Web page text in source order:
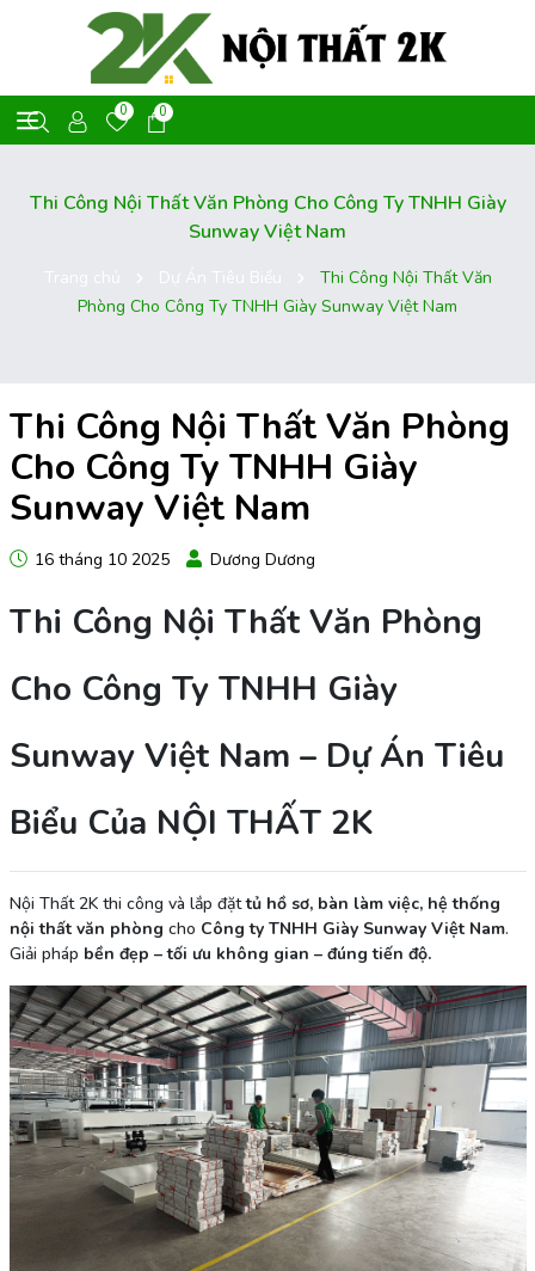
0 0
Thi Công Nội Thất Văn Phòng Cho Công Ty TNHH Giày
Sunway Việt Nam
Thi Công Nội Thất Văn
Phòng Cho Công Ty TNHH Giày Sunway Việt Nam
Thi Công Nội Thất Văn Phòng
Cho Công Ty TNHH Giày
Sunway Việt Nam
16 tháng 10 2025 Dương Dương
Thi Công Nội Thất Văn Phòng
Cho Công Ty TNHH Giày
Sunway Việt Nam – Dự Án Tiêu
Biểu Của NỘI THẤT 2K
Nội Thất 2K thi công và lắp đặttủ hồ sơ, bàn làm việc, hệ thống
nội thất văn phòng cho Công ty TNHH Giày Sunway Việt Nam.
Giải pháp bền đẹp – tối ưu không gian – đúng tiến độ.